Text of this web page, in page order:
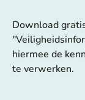
Download
hiermee de
te verwerken.